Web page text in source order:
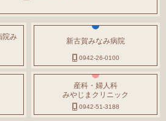
院み
新古賀みなみ病院
0942-26-0100
産科・婦人科
みやじまクリニック
0942-51-3188